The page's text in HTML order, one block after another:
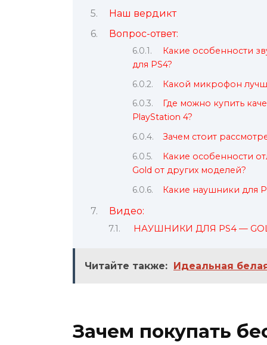
Наш вердикт
Вопрос-ответ:
Какие особенности
для PS4?
Какой микрофон
Где можно купить
PlayStation 4?
Зачем стоит
Какие особенности
Gold от других моделей?
Какие наушники для
Видео:
НАУШНИКИ ДЛЯ PS4 —
Читайте также: Идеальная
Зачем покупать